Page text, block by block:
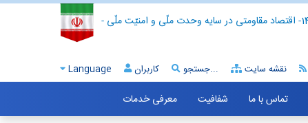
- اقتصاد مقاومتی در سایه وحدت ملّی و امنیّت ملّی -
Language کاربران جستجو... نقشه سایت
تماس با ما شفافیت
معرفی خدمات